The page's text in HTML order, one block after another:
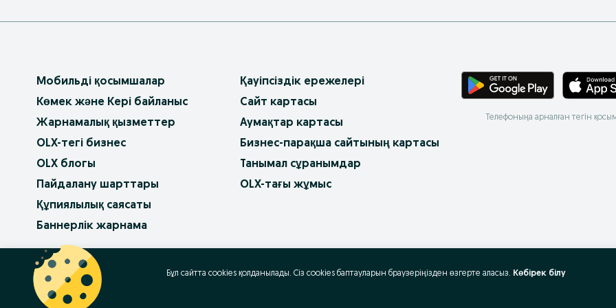
Мобильді қосымшалар
Көмек және Кері байланыс
Жарнамалық қызметтер
OLX-тегі бизнес
OLX блогы
Пайдалану шарттары
Құпиялылық саясаты
Баннерлік жарнама
Қауіпсіздік ережелері
Сайт картасы
Аумақтар картасы
Бизнес-парақша сайтының картасы
Танымал сұранымдар
OLX-тағы жұмыс
Телефоныңа арналған тегін
OLX.bg
Бұл сайтта cookies қолданылады. Сіз cookies баптауларын браузеріңізден өзгерте аласыз. Көбірек білу